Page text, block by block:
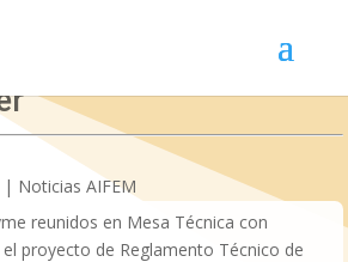
en mesa técnica
Noticias AIFEM
reunidos en Mesa Técnica con
proyecto de Reglamento Técnico de